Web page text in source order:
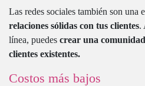
Las redes sociales también son una
relaciones sólidas con tus clientes.
línea, puedes crear una
clientes existentes.
Costos más bajos